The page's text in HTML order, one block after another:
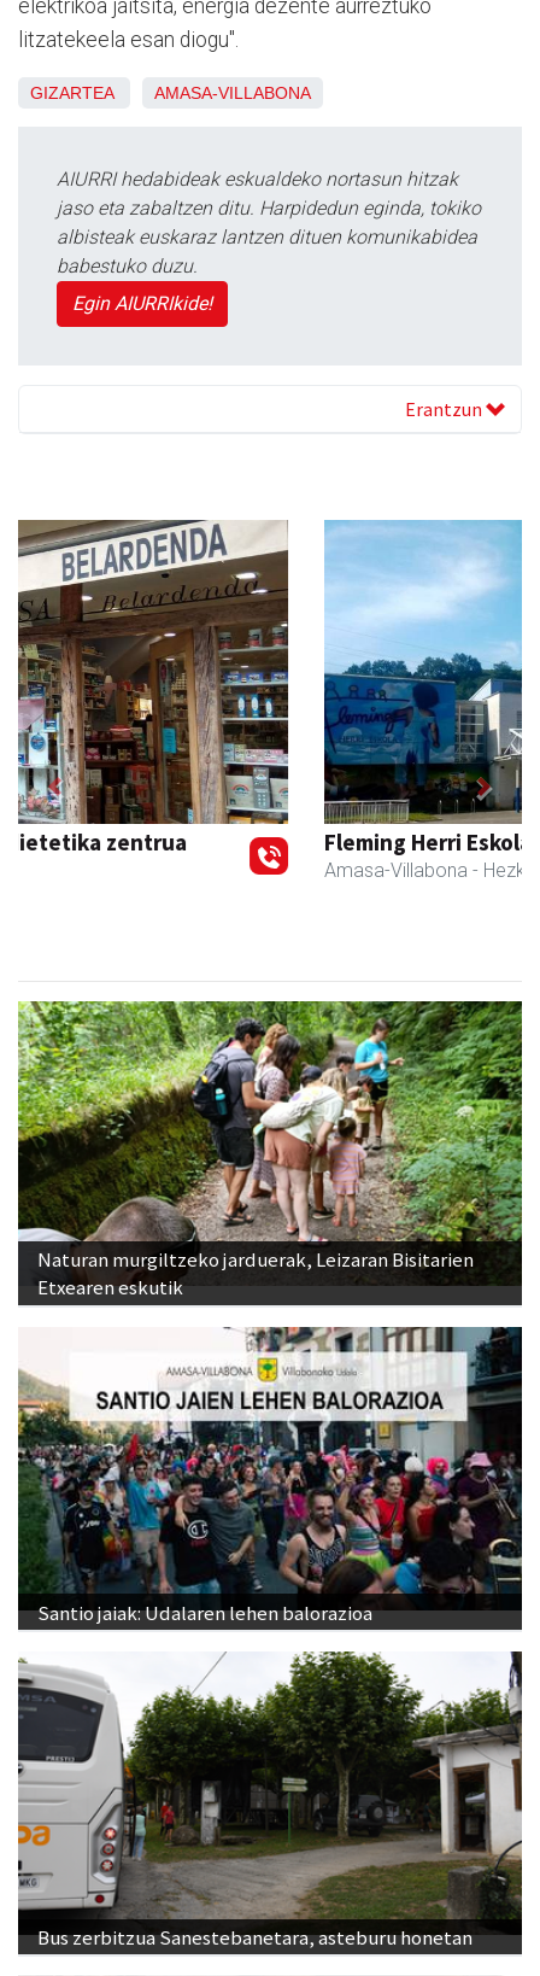
elektrikoa jaitsita, energia dezente aurreztuko
litzatekeela esan diogu".
GIZARTEA AMASA-VILLABONA
AIURRI hedabideak eskualdeko nortasun hitzak
jaso eta zabaltzen ditu. Harpidedun eginda, tokiko
albisteak euskaraz lantzen dituen komunikabidea
babestuko duzu.
Egin AIURRIkide!
Erantzun
Fleming Herri Eskola
- Hezkuntza
Previous Next
Naturan murgiltzeko jarduerak, Leizaran Bisitarien
Etxearen eskutik
Santio jaiak: Udalaren lehen balorazioa
Bus zerbitzua Sanestebanetara, asteburu honetan